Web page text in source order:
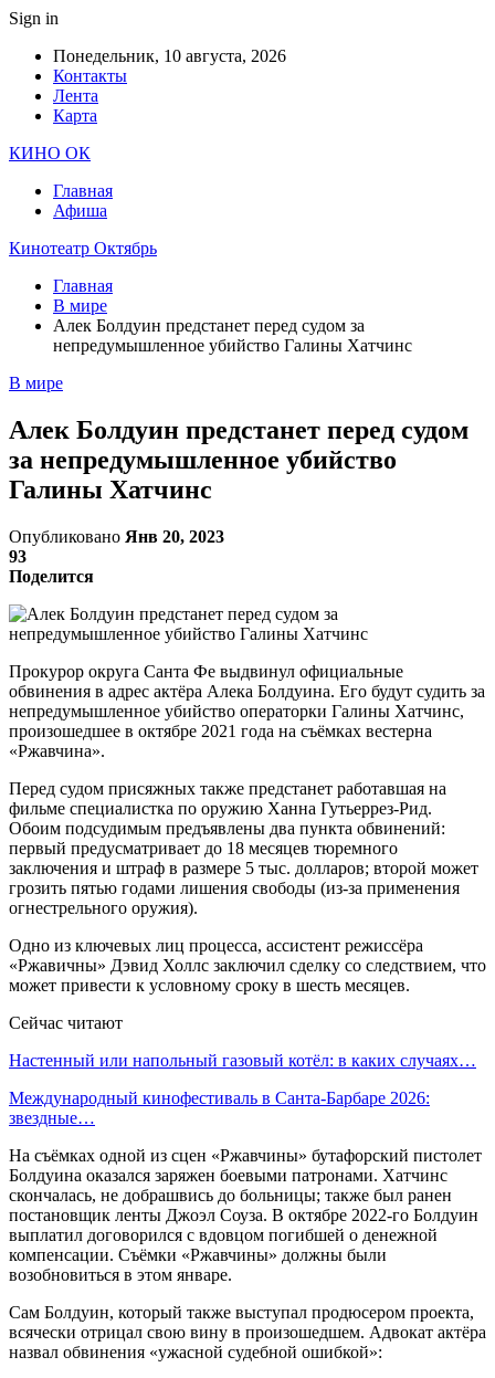
Sign in
Понедельник, 10 августа, 2026
Контакты
Лента
Карта
КИНО ОК
Главная
Афиша
Кинотеатр Октябрь
Главная
В мире
Алек Болдуин предстанет перед судом за
непредумышленное убийство Галины Хатчинс
В мире
Алек Болдуин предстанет перед судом
за непредумышленное убийство
Галины Хатчинс
Опубликовано Янв 20, 2023
93
Поделится
Прокурор округа Санта Фе выдвинул официальные
обвинения в адрес актёра Алека Болдуина. Его будут судить за
непредумышленное убийство операторки Галины Хатчинс,
произошедшее в октябре 2021 года на съёмках вестерна
«Ржавчина».
Перед судом присяжных также предстанет работавшая на
фильме специалистка по оружию Ханна Гутьеррез-Рид.
Обоим подсудимым предъявлены два пункта обвинений:
первый предусматривает до 18 месяцев тюремного
заключения и штраф в размере 5 тыс. долларов; второй может
грозить пятью годами лишения свободы (из-за применения
огнестрельного оружия).
Одно из ключевых лиц процесса, ассистент режиссёра
«Ржавичны» Дэвид Холлс заключил сделку со следствием, что
может привести к условному сроку в шесть месяцев.
Сейчас читают
Настенный или напольный газовый котёл: в каких случаях…
Международный кинофестиваль в Санта-Барбаре 2026:
звездные…
На съёмках одной из сцен «Ржавчины» бутафорский пистолет
Болдуина оказался заряжен боевыми патронами. Хатчинс
скончалась, не добрашвись до больницы; также был ранен
постановщик ленты Джоэл Соуза. В октябре 2022-го Болдуин
выплатил договорился с вдовцом погибшей о денежной
компенсации. Съёмки «Ржавчины» должны были
возобновиться в этом январе.
Сам Болдуин, который также выступал продюсером проекта,
всячески отрицал свою вину в произошедшем. Адвокат актёра
назвал обвинения «ужасной судебной ошибкой»: